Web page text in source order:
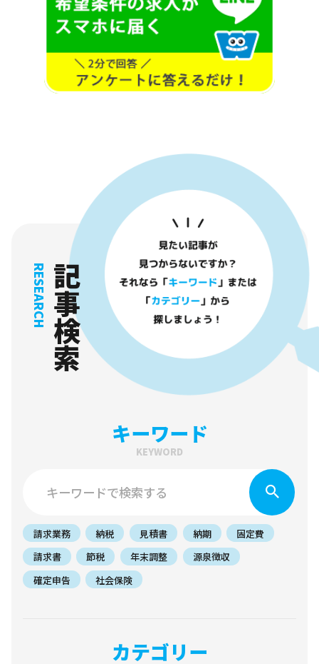
記事検索
RESEARCH
キーワード
KEYWORD
請求業務 納税 見積書 納期
固定費
請求書
節税 年末調整
源泉徴収
確定申告
社会保険
カテゴリー